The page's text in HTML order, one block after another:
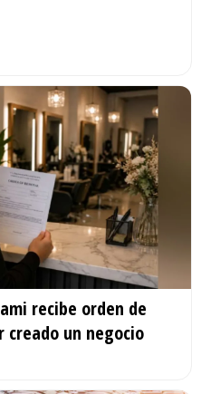
recibe orden de
creado un negocio